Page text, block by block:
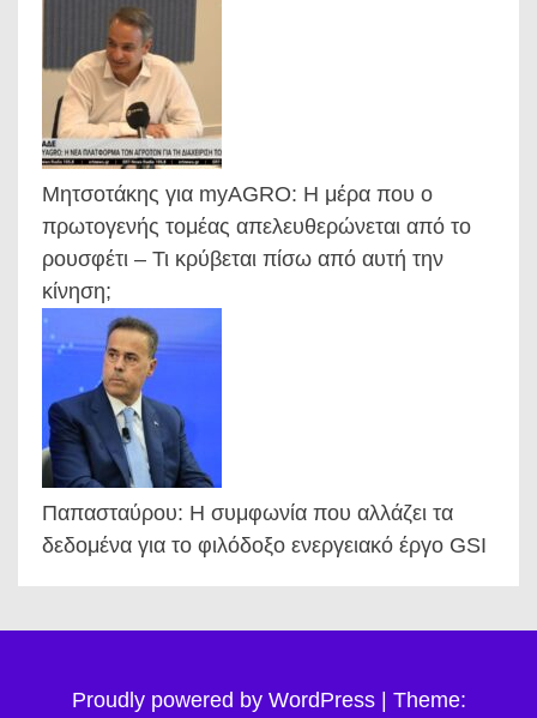
Μητσοτάκης για myAGRO: Η μέρα που ο
πρωτογενής τομέας απελευθερώνεται από το
ρουσφέτι – Τι κρύβεται πίσω από αυτή την
κίνηση;
Παπασταύρου: Η συμφωνία που αλλάζει τα
δεδομένα για το φιλόδοξο ενεργειακό έργο GSI
Proudly powered by WordPress Theme: